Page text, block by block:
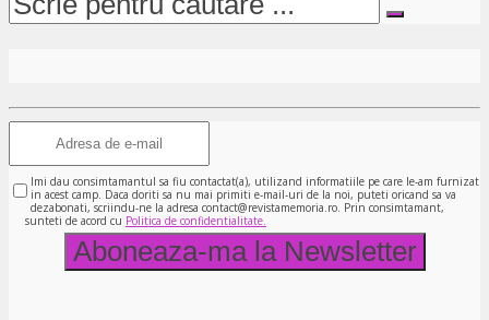
Imi dau consimtamantul sa fiu contactat(a), utilizand informatiile pe care le-am furnizat
in acest camp. Daca doriti sa nu mai primiti e-mail-uri de la noi, puteti oricand sa va
dezabonati, scriindu-ne la adresa contact@revistamemoria.ro. Prin consimtamant,
sunteti de acord cu Politica de confidentialitate.